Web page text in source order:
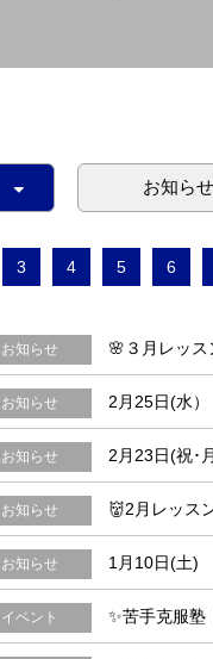
お知らせ
3 4 5 6
お知らせ 🌸３月レッス
お知らせ 2月25日(水
お知らせ 2月23日(祝･
お知らせ 👹2月レッス
お知らせ 1月10日(土)
イベント ✨苦手克服塾